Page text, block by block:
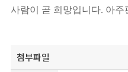
사람이 곧 희망입니다. 아
첨부파일